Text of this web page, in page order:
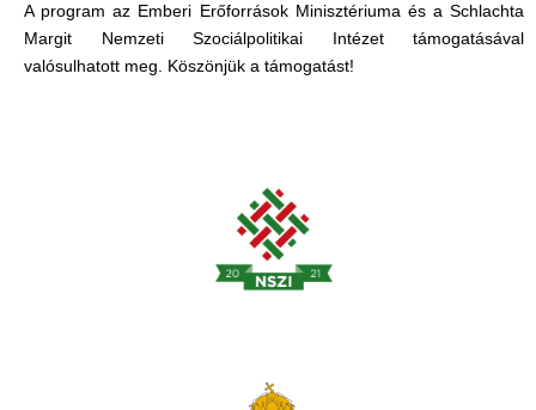
A program az Emberi Erőforrások Minisztériuma és a Schlachta
Margit Nemzeti Szociálpolitikai Intézet támogatásával
valósulhatott meg. Köszönjük a támogatást!